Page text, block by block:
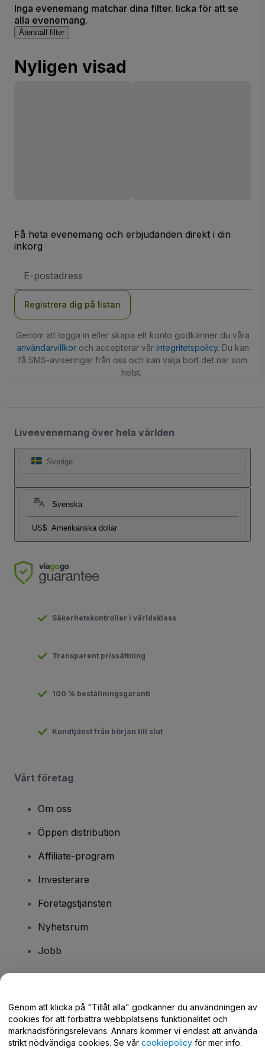
Inga evenemang matchar dina filter. licka för att se
alla evenemang.
Återställ filter
Nyligen visad
Få heta evenemang och erbjudanden direkt i din
inkorg
postadress
Registrera dig på listan
Genom att logga in eller skapa ett konto godkänner du våra
användarvillkoroch accepterar vår integritetspolicy. Du kan
få SMS-aviseringar från oss och kan välja bort det när som
helst.
Liveevenemang över hela världen
Sverige
Svenska
US$ Amerikanska dollar
Säkerhetskontroller i världsklass
Transparent prissättning
100 % beställningsgaranti
Kundtjänst från början till slut
Vårt företag
Om oss
Öppen distribution
Affiliate-program
Investerare
Företagstjänsten
Nyhetsrum
Jobb
Hjälpcenter / Kontakta oss
Genom att klicka på "Tillåt alla" godkänner du användningen av
cookies för att förbättra webbplatsens funktionalitet och
marknadsföringsrelevans. Annars kommer vi endast att använda
strikt nödvändiga cookies. Se vår cookiepolicy för mer info.